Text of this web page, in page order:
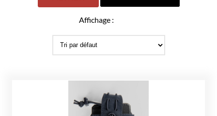
Affichage :